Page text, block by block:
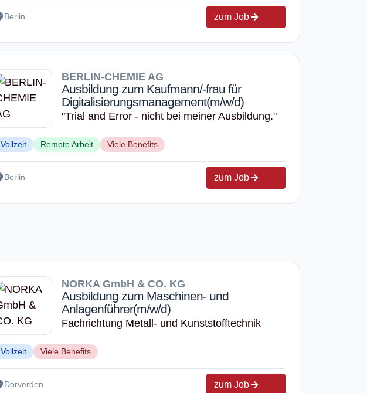
Berlin zum Job
BERLIN-CHEMIE AG
Ausbildung zum Kaufmann/-frau für
Digitalisierungsmanagement(m/w/d)
"Trial and Error - nicht bei meiner Ausbildung."
Vollzeit Remote Arbeit Viele Benefits
Berlin zum Job
NORKA GmbH & CO. KG
Ausbildung zum Maschinen- und
Anlagenführer(m/w/d)
Fachrichtung Metall- und Kunststofftechnik
Vollzeit Viele Benefits
Dörverden zum Job